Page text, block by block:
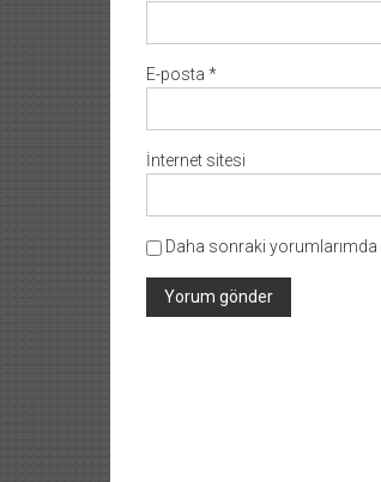
E-posta *
İnternet sitesi
Daha sonraki yorumlarımda